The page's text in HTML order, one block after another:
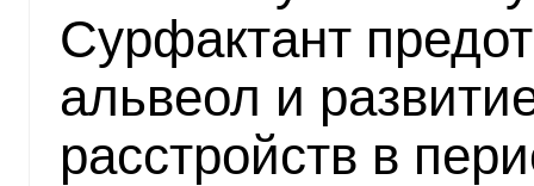
Сурфактант
альвеол и
расстройств в